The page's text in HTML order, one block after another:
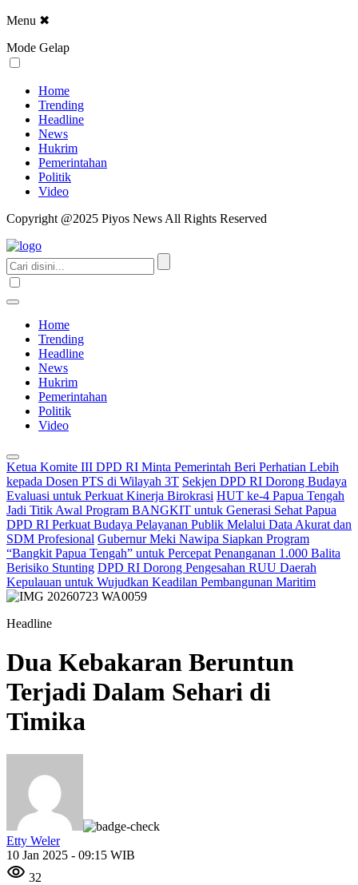
Menu ✖
Mode Gelap
Home
Trending
Headline
News
Hukrim
Pemerintahan
Politik
Video
Copyright @2025 Piyos News All Rights Reserved
Home
Trending
Headline
News
Hukrim
Pemerintahan
Politik
Video
Ketua Komite III DPD RI Minta Pemerintah Beri Perhatian Lebih
kepada Dosen PTS di Wilayah 3T Sekjen DPD RI Dorong Budaya
Evaluasi untuk Perkuat Kinerja Birokrasi HUT ke-4 Papua Tengah
Jadi Titik Awal Program BANGKIT untuk Generasi Sehat Papua
DPD RI Perkuat Budaya Pelayanan Publik Melalui Data Akurat dan
SDM Profesional Gubernur Meki Nawipa Siapkan Program
“Bangkit Papua Tengah” untuk Percepat Penanganan 1.000 Balita
Berisiko Stunting DPD RI Dorong Pengesahan RUU Daerah
Kepulauan untuk Wujudkan Keadilan Pembangunan Maritim
Headline
Dua Kebakaran Beruntun
Terjadi Dalam Sehari di
Timika
Etty Weler
10 Jan 2025 - 09:15 WIB
32